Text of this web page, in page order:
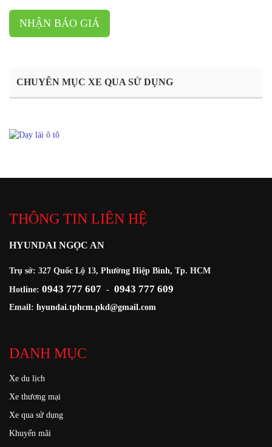
NHẬN BÁO GIÁ
CHUYÊN MỤC XE QUA SỬ DỤNG
THÔNG TIN LIÊN HỆ
HYUNDAI NGỌC AN
Trụ sở: 327 Quốc Lộ 13, Phường Hiệp Bình, Tp. HCM
Hotline: 0943 777 607 - 0943 777 609
Email: hyundai.tphcm.pkd@gmail.com
DANH MỤC
Xe du lịch
Xe thương mại
Xe qua sử dụng
Khuyến mãi